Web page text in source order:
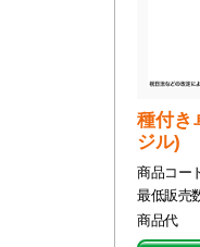
種付き
ジル)
商品コー
最低販売
商品代